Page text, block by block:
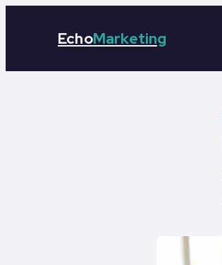
EchoMarketing